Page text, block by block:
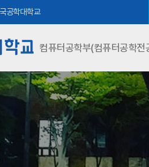
공학대학교
컴퓨터공학부(컴퓨터공학전